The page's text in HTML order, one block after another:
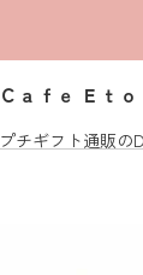
Ｃａｆｅ Ｅｔ
プチギフト通販の